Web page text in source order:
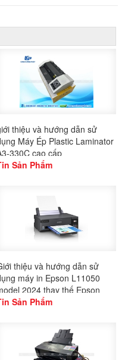
thiệu và hướng dẫn sử
Máy Ép Plastic Laminator
330C cao cấp
Sản Phẩm
thiệu và hướng dẫn sử
máy in Epson L11050
2024 thay thế Epson
Sản Phẩm